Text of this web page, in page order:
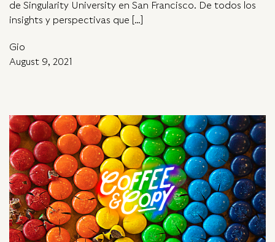
de Singularity University en San Francisco. De todos los
insights y perspectivas que […]
Gio
August 9, 2021